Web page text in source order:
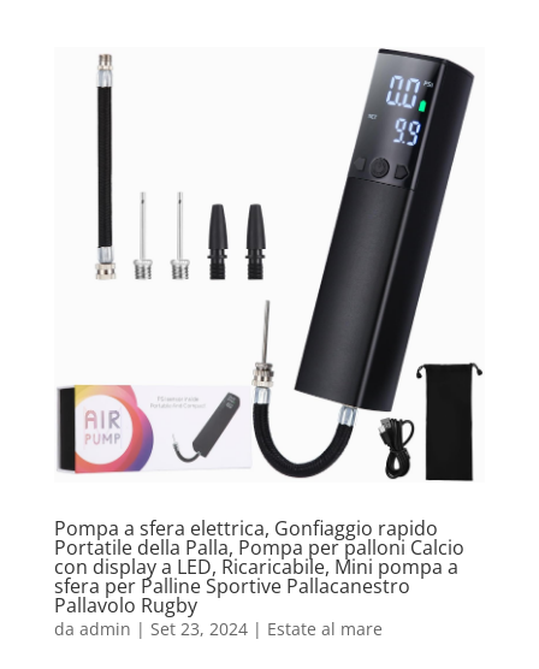
Pompa a sfera elettrica, Gonfiaggio rapido
Portatile della Palla, Pompa per palloni Calcio
con display a LED, Ricaricabile, Mini pompa a
sfera per Palline Sportive Pallacanestro
Pallavolo Rugby
da admin | Set 23, 2024| Estate al mare